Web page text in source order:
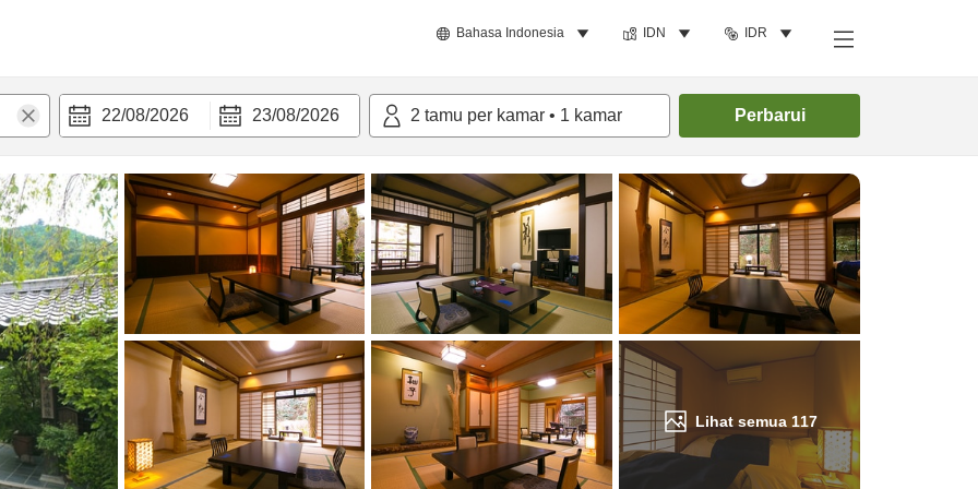
Bahasa Indonesia IDN IDR
22/08/2026 23/08/2026 2 tamu per kamar • 1 kamar Perbarui
Lihat semua 117
Cari kamar